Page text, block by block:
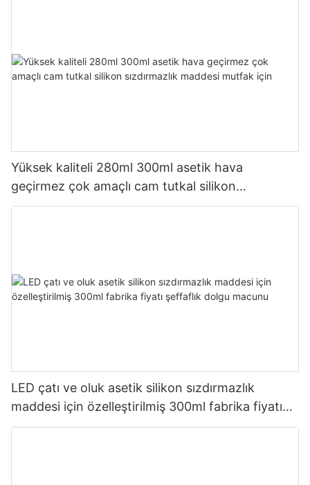
Yüksek kaliteli 280ml 300ml asetik hava
geçirmez çok amaçlı cam tutkal silikon
sızdırmazlık maddesi mutfak için
LED çatı ve oluk asetik silikon sızdırmazlık
maddesi için özelleştirilmiş 300ml fabrika fiyatı
şeffaflık dolgu macunu